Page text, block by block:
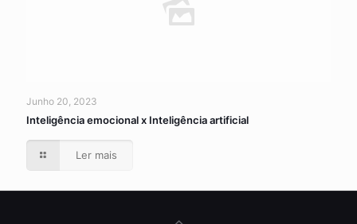
Junho 20, 2023
Inteligência emocional x Inteligência artificial
Ler mais